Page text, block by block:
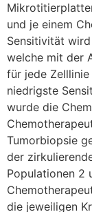
und je einem
Sensitivität
welche mit der
für jede
niedrigste
wurde die
Tumorbiopsie
der
Populationen 2
die jeweiligen